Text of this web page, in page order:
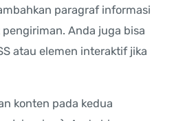
paragraf informasi
Anda juga bisa
atau elemen interaktif jika
konten pada kedua